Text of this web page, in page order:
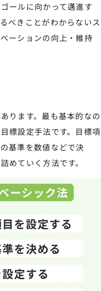
ールに向かって邁進す
べきことがわからないス
ーションの向上・維持
ります。最も基本的なの
標設定手法です。目標項
基準を数値などで決
めていく方法です。